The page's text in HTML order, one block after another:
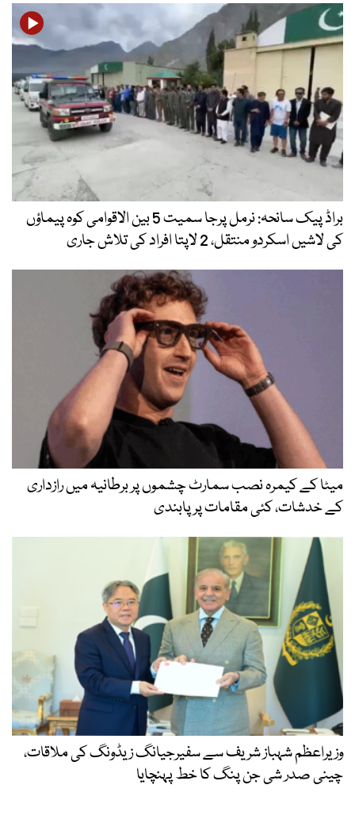
براڈ پیک سانحہ: نرمل پرجا سمیت 5 بین الاقوامی کوہ پیماؤں
کی لاشیں اسکردو منتقل، 2 لاپتا افراد کی تلاش جاری
میٹا کے کیمرہ نصب سمارٹ چشموں پر برطانیہ میں رازداری
کے خدشات، کئی مقامات پر پابندی
وزیراعظم شہباز شریف سے سفیرجیانگ زیڈونگ کی ملاقات،
چینی صدر شی جن پنگ کا خط پہنچایا